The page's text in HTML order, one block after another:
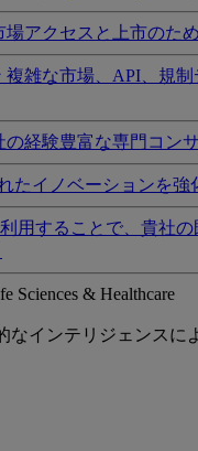
場アクセスと上市のた
複雑な市場、API、規
の経験豊富な専門コン
たイノベーションを強
用することで、貴社
Sciences & Healthcare
インテリジェンスに